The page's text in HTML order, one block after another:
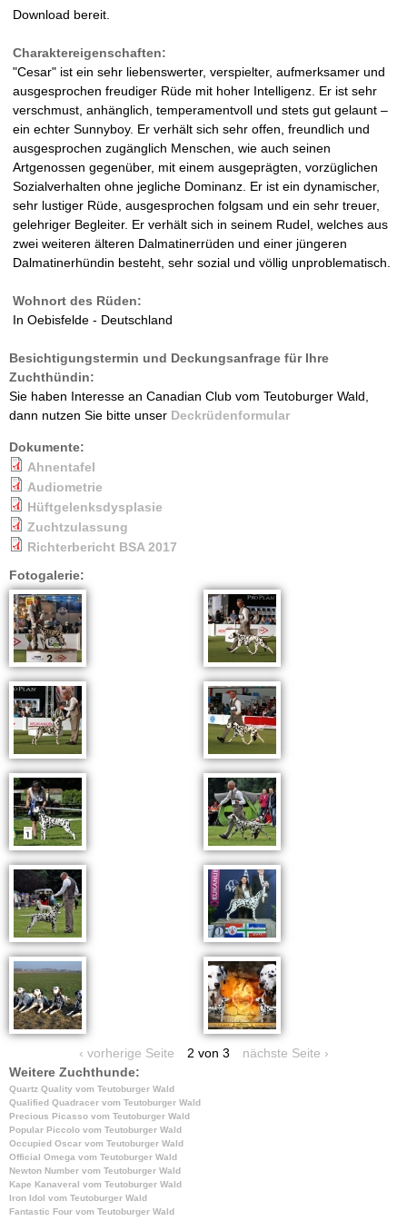
Download bereit.
Charaktereigenschaften:
"Cesar" ist ein sehr liebenswerter, verspielter, aufmerksamer und
ausgesprochen freudiger Rüde mit hoher Intelligenz. Er ist sehr
verschmust, anhänglich, temperamentvoll und stets gut gelaunt –
ein echter Sunnyboy. Er verhält sich sehr offen, freundlich und
ausgesprochen zugänglich Menschen, wie auch seinen
Artgenossen gegenüber, mit einem ausgeprägten, vorzüglichen
Sozialverhalten ohne jegliche Dominanz. Er ist ein dynamischer,
sehr lustiger Rüde, ausgesprochen folgsam und ein sehr treuer,
gelehriger Begleiter. Er verhält sich in seinem Rudel, welches aus
zwei weiteren älteren Dalmatinerrüden und einer jüngeren
Dalmatinerhündin besteht, sehr sozial und völlig unproblematisch.
Wohnort des Rüden:
In Oebisfelde - Deutschland
Besichtigungstermin und Deckungsanfrage für Ihre
Zuchthündin:
Sie haben Interesse an Canadian Club vom Teutoburger Wald,
dann nutzen Sie bitte unser Deckrüdenformular
Dokumente:
Ahnentafel
Audiometrie
Hüftgelenksdysplasie
Zuchtzulassung
Richterbericht BSA 2017
Fotogalerie:
‹ vorherige Seite 2 von 3
nächste Seite ›
Weitere Zuchthunde:
Quartz Quality vom Teutoburger Wald
Qualified Quadracer vom Teutoburger Wald
Precious Picasso vom Teutoburger Wald
Popular Piccolo vom Teutoburger Wald
Occupied Oscar vom Teutoburger Wald
Official Omega vom Teutoburger Wald
Newton Number vom Teutoburger Wald
Kape Kanaveral vom Teutoburger Wald
Iron Idol vom Teutoburger Wald
Fantastic Four vom Teutoburger Wald